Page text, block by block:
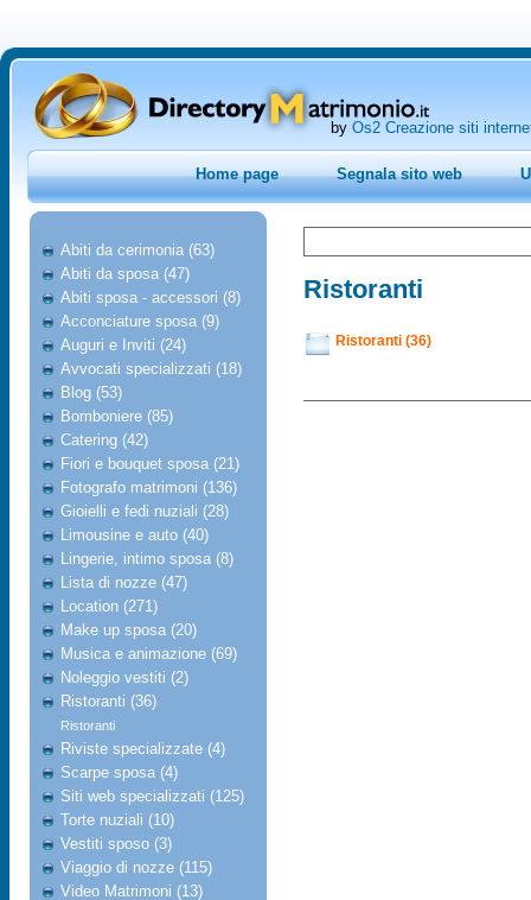
by Os2 Creazione siti
Home page Segnala sito web
Abiti da cerimonia (63)
Abiti da sposa (47)
Abiti sposa - accessori (8)
Acconciature sposa (9)
Auguri e Inviti (24)
Avvocati specializzati (18)
Blog (53)
Bomboniere (85)
Catering (42)
Fiori e bouquet sposa (21)
Fotografo matrimoni (136)
Gioielli e fedi nuziali (28)
Limousine e auto (40)
Lingerie, intimo sposa (8)
Lista di nozze (47)
Location (271)
Make up sposa (20)
Musica e animazione (69)
Noleggio vestiti (2)
Ristoranti (36)
Ristoranti
Riviste specializzate (4)
Scarpe sposa (4)
Siti web specializzati (125)
Torte nuziali (10)
Vestiti sposo (3)
Viaggio di nozze (115)
Video Matrimoni (13)
Ristoranti
Ristoranti (36)